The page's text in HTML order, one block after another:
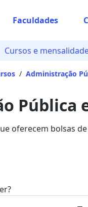
Faculdades
Cursos e
/ Administração
Pública
oferecem bolsas